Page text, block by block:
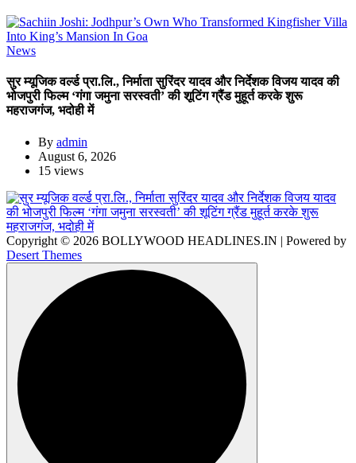
News
सुर म्यूजिक वर्ल्ड प्रा.लि., निर्माता सुरिंदर यादव और निर्देशक विजय यादव की
भोजपुरी फिल्म ‘गंगा जमुना सरस्वती’ की शूटिंग ग्रैंड मुहूर्त करके शुरू
महराजगंज, भदोही में
By admin
August 6, 2026
15 views
Copyright © 2026 BOLLYWOOD HEADLINES.IN | Powered by
Desert Themes